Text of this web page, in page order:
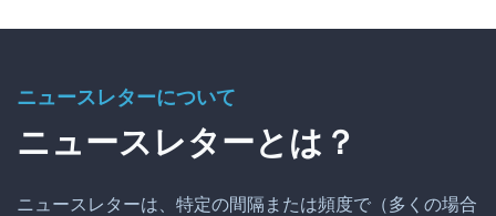
ニュースレターについて
ニュースレターとは？
ニュースレターは、特定の間隔または頻度で（多くの場合